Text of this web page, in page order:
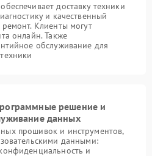
доставку техники
и качественный
Клиенты могут
онлайн. Также
обслуживание для
решение и
данных
прошивок и инструментов,
данными:
и